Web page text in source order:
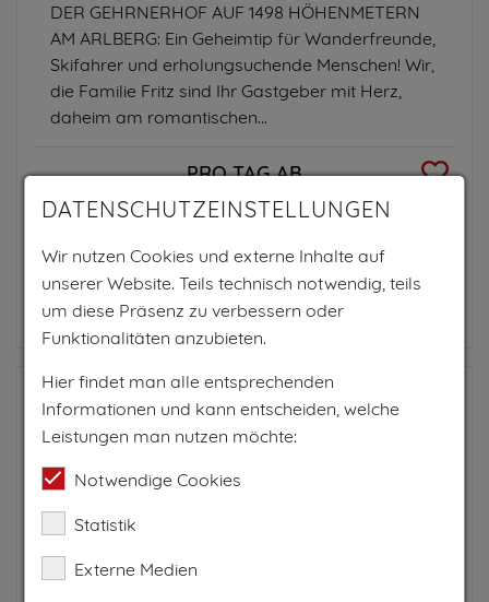
DER GEHRNERHOF AUF 1498 HÖHENMETERN
AM ARLBERG: Ein Geheimtip für Wanderfreunde,
Skifahrer und erholungsuchende Menschen! Wir,
die Familie Fritz sind Ihr Gastgeber mit Herz,
daheim am romantischen...
PRO TAG AB
65€
für 2 Personen
Zum Anbieter
DATENSCHUTZEINSTELLUNGEN
Wir nutzen Cookies und externe Inhalte auf
unserer Website. Teils technisch notwendig, teils
um diese Präsenz zu verbessern oder
Funktionalitäten anzubieten.
Hier findet man alle entsprechenden
Informationen und kann entscheiden, welche
Leistungen man nutzen möchte:
Notwendige Cookies
Statistik
Externe Medien